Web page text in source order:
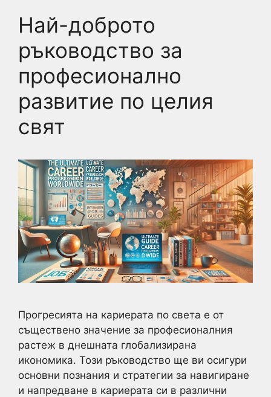
Най-доброто
ръководство за
професионално
развитие по целия
свят
Прогресията на кариерата по света е от
съществено значение за професионалния
растеж в днешната глобализирана
икономика. Този ръководство ще ви осигури
основни познания и стратегии за навигиране
и напредване в кариерата си в различни